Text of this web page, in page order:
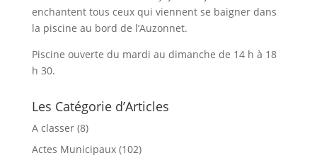
enchantent tous ceux qui viennent se baigner dans
la piscine au bord de l’Auzonnet.
Piscine ouverte du mardi au dimanche de 14 h à 18
h 30.
Les Catégorie d’Articles
A classer(8)
Actes Municipaux(102)